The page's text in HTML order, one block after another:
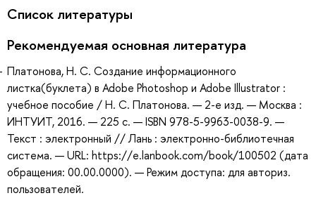
Список литературы
Рекомендуемая основная литература
Платонова, Н. С. Создание информационного
листка(буклета) в Adobe Photoshop и Adobe Illustrator :
учебное пособие / Н. С. Платонова. — 2-е изд. — Москва :
ИНТУИТ, 2016. — 225 с. — ISBN 978-5-9963-0038-9. —
Текст : электронный // Лань : электронно-библиотечная
система. — URL: https://e.lanbook.com/book/100502 (дата
обращения: 00.00.0000). — Режим доступа: для авториз.
пользователей.